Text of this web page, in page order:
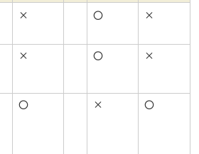
× 〇 ×
× 〇 ×
〇 × 〇